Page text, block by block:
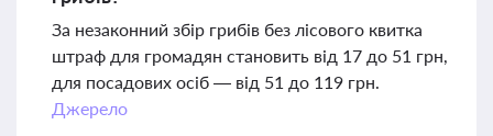
За незаконний збір грибів без лісового квитка
штраф для громадян становить від 17 до 51 грн,
для посадових осіб — від 51 до 119 грн.
Джерело